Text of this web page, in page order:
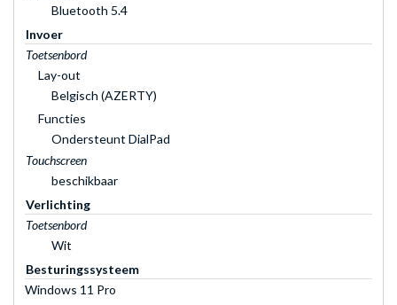
Bluetooth 5.4
Invoer
Toetsenbord
Lay-out
Belgisch (AZERTY)
Functies
Ondersteunt DialPad
Touchscreen
beschikbaar
Verlichting
Toetsenbord
Wit
Besturingssysteem
Windows 11 Pro